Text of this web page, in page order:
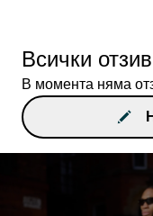
Всички
В момента няма